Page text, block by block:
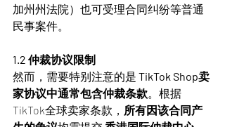
加州州法院）也可受理合同纠纷等普通
民事案件。
1.2 仲裁协议限制
然而，需要特别注意的是 TikTok Shop卖
家协议中通常包含仲裁条款。根据
TikTok全球卖家条款， 所有因该合同产